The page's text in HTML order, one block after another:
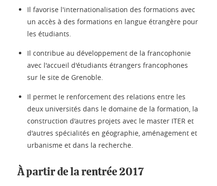
Il favorise l'internationalisation des formations avec
un accès à des formations en langue étrangère pour
les étudiants.
Il contribue au développement de la francophonie
avec l'accueil d'étudiants étrangers francophones
sur le site de Grenoble.
Il permet le renforcement des relations entre les
deux universités dans le domaine de la formation, la
construction d'autres projets avec le master ITER et
d'autres spécialités en géographie, aménagement et
urbanisme et dans la recherche.
À partir de la rentrée 2017